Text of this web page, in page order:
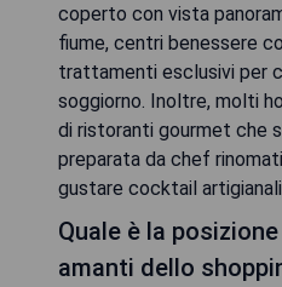
coperto con vista
fiume, centri benessere
trattamenti esclusivi per
soggiorno. Inoltre, molti
di ristoranti gourmet che
preparata da chef
gustare cocktail artigianali.
Quale è la
amanti dello